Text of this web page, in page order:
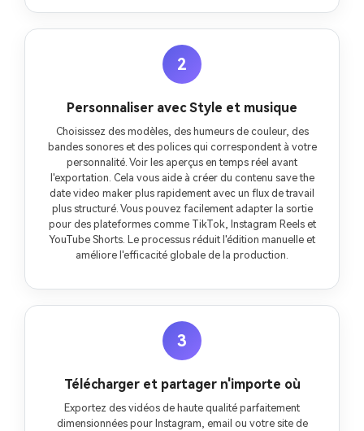
2
Personnaliser avec Style et musique
Choisissez des modèles, des humeurs de couleur, des
bandes sonores et des polices qui correspondent à votre
personnalité. Voir les aperçus en temps réel avant
l'exportation. Cela vous aide à créer du contenu save the
date video maker plus rapidement avec un flux de travail
plus structuré. Vous pouvez facilement adapter la sortie
pour des plateformes comme TikTok, Instagram Reels et
YouTube Shorts. Le processus réduit l'édition manuelle et
améliore l'efficacité globale de la production.
3
Télécharger et partager n'importe où
Exportez des vidéos de haute qualité parfaitement
dimensionnées pour Instagram, email ou votre site de